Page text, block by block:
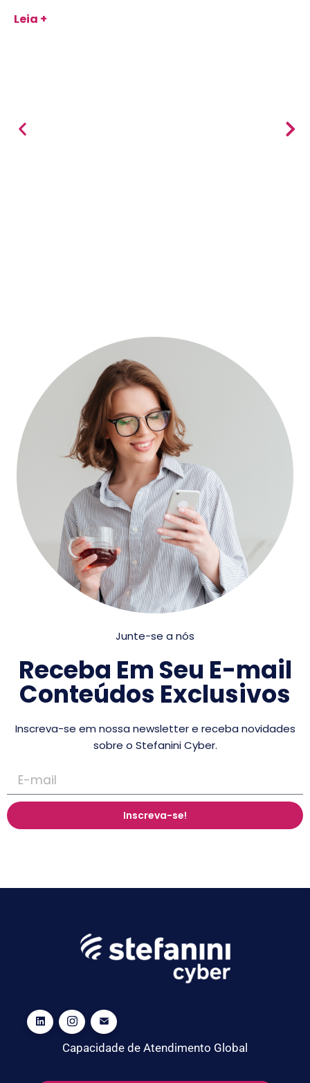
Leia +
Junte-se a nós
Receba Em Seu E-mail
Conteúdos Exclusivos
Inscreva-se em nossa newsletter e receba novidades
sobre o Stefanini Cyber.
Inscreva-se!
Capacidade de Atendimento Global